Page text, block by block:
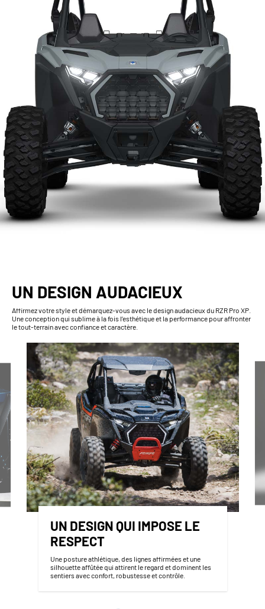
UN DESIGN AUDACIEUX
Affirmez votre style et démarquez-vous avec le design audacieux du RZR Pro XP.
Une conception qui sublime à la fois l’esthétique et la performance pour affronter
le tout-terrain avec confiance et caractère.
UN DESIGN QUI IMPOSE LE
RESPECT
Une posture athlétique, des lignes affirmées et une
silhouette affûtée qui attirent le regard et dominent les
sentiers avec confort, robustesse et contrôle.